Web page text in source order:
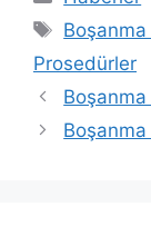
Etiketler
Prosedürler
Boşanma
Boşanma